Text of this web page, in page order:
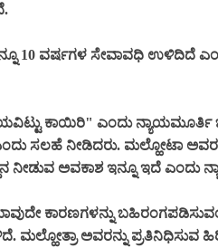
10 ವರ್ಷಗಳ ಸೇವಾವಧಿ ಉಳಿದಿದೆ
ಕಾಯಿರಿ" ಎಂದು ನ್ಯಾಯಮೂರ್ತಿ
ಸಲಹೆ ನೀಡಿದರು. ಮಲ್ಹೋಟಾ ಅವರ
ನೀಡುವ ಅವಕಾಶ ಇನ್ನೂ ಇದೆ ಎಂದು
ಕಾರಣಗಳನ್ನು
ಮಲ್ಹೋತ್ರಾ ಅವರನ್ನು